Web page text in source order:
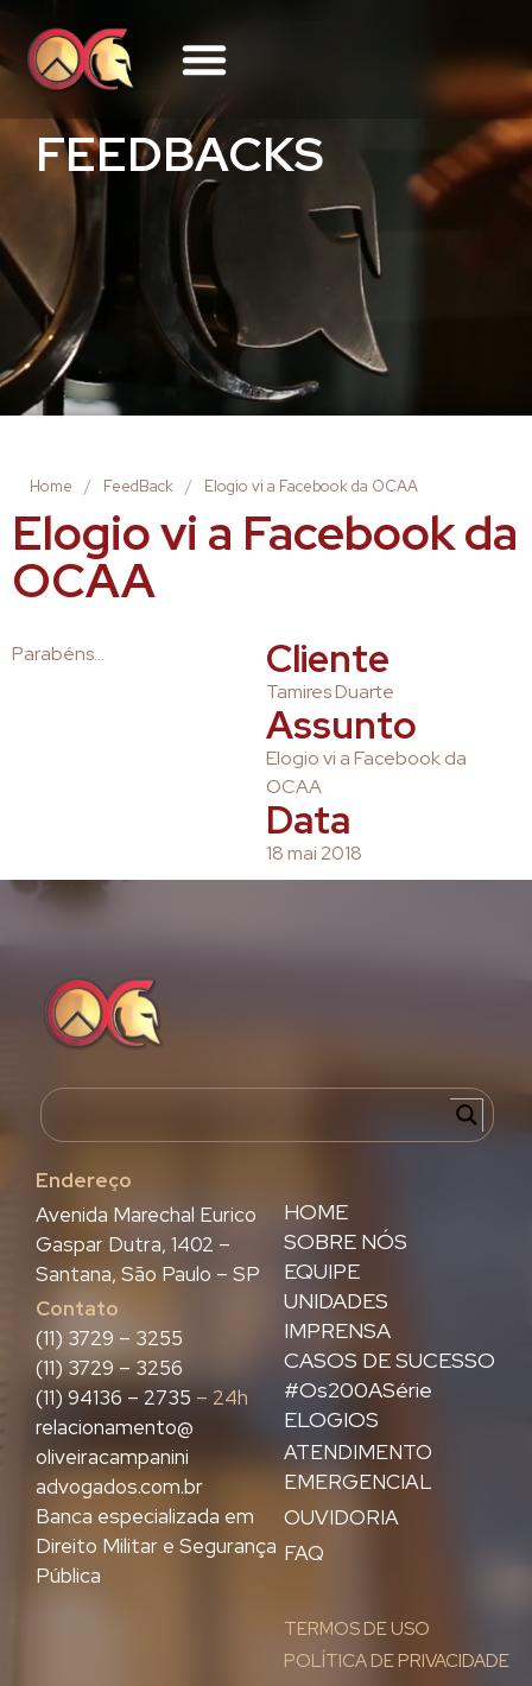
FEEDBACKS
Home / FeedBack / Elogio vi a Facebook da OCAA
Elogio vi a Facebook da
OCAA
Parabéns… Cliente
Tamires Duarte
Assunto
Elogio vi a Facebook da
OCAA
Data
18 mai 2018
Endereço
HOME
SOBRE NÓS
EQUIPE
UNIDADES
IMPRENSA
CASOS DE SUCESSO
#Os200ASérie
ELOGIOS
ATENDIMENTO
EMERGENCIAL
OUVIDORIA
FAQ
TERMOS DE USO
POLÍTICA DE PRIVACIDADE
Avenida Marechal Eurico
Gaspar Dutra, 1402 –
Santana, São Paulo – SP
Contato
(11) 3729 – 3255
(11) 3729 – 3256
(11) 94136 – 2735 – 24h
relacionamento@
oliveiracampanini
advogados.com.br
Banca especializada em
Direito Militar e Segurança
Pública